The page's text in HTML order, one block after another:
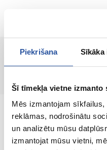
Piekrišana Sīkāka
Šī tīmekļa vietne izmanto
Mēs izmantojam
reklāmas, nodrošinātu
un analizētu mūsu
izmantojat mūsu vietni,